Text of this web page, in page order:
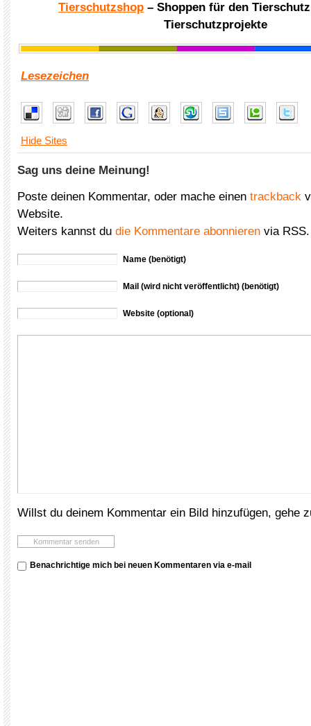
Tierschutzshop – Shoppen für den
Tierschutzprojekte
Lesezeichen
Hide Sites
Sag uns deine Meinung!
Poste deinen Kommentar, oder mache einen trackback
Website.
Weiters kannst du die Kommentare abonnieren via RSS.
Name (benötigt)
Mail (wird nicht veröffentlicht) (benötigt)
Website (optional)
Willst du deinem Kommentar ein Bild hinzufügen, gehe
Benachrichtige mich bei neuen Kommentaren via e-mail